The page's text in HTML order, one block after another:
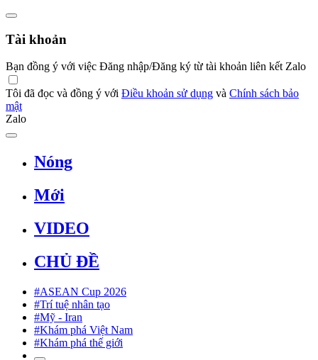
Tài khoản
Bạn đồng ý với việc Đăng nhập/Đăng ký từ tài khoản liên kết Zalo
Tôi đã đọc và đồng ý với Điều khoản sử dụng và Chính sách bảo
mật
Zalo
Nóng
Mới
VIDEO
CHỦ ĐỀ
#ASEAN Cup 2026
#Trí tuệ nhân tạo
#Mỹ - Iran
#Khám phá Việt Nam
#Khám phá thế giới